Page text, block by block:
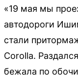
«19 мая мы
автодороги
стали
Corolla.
бежала по